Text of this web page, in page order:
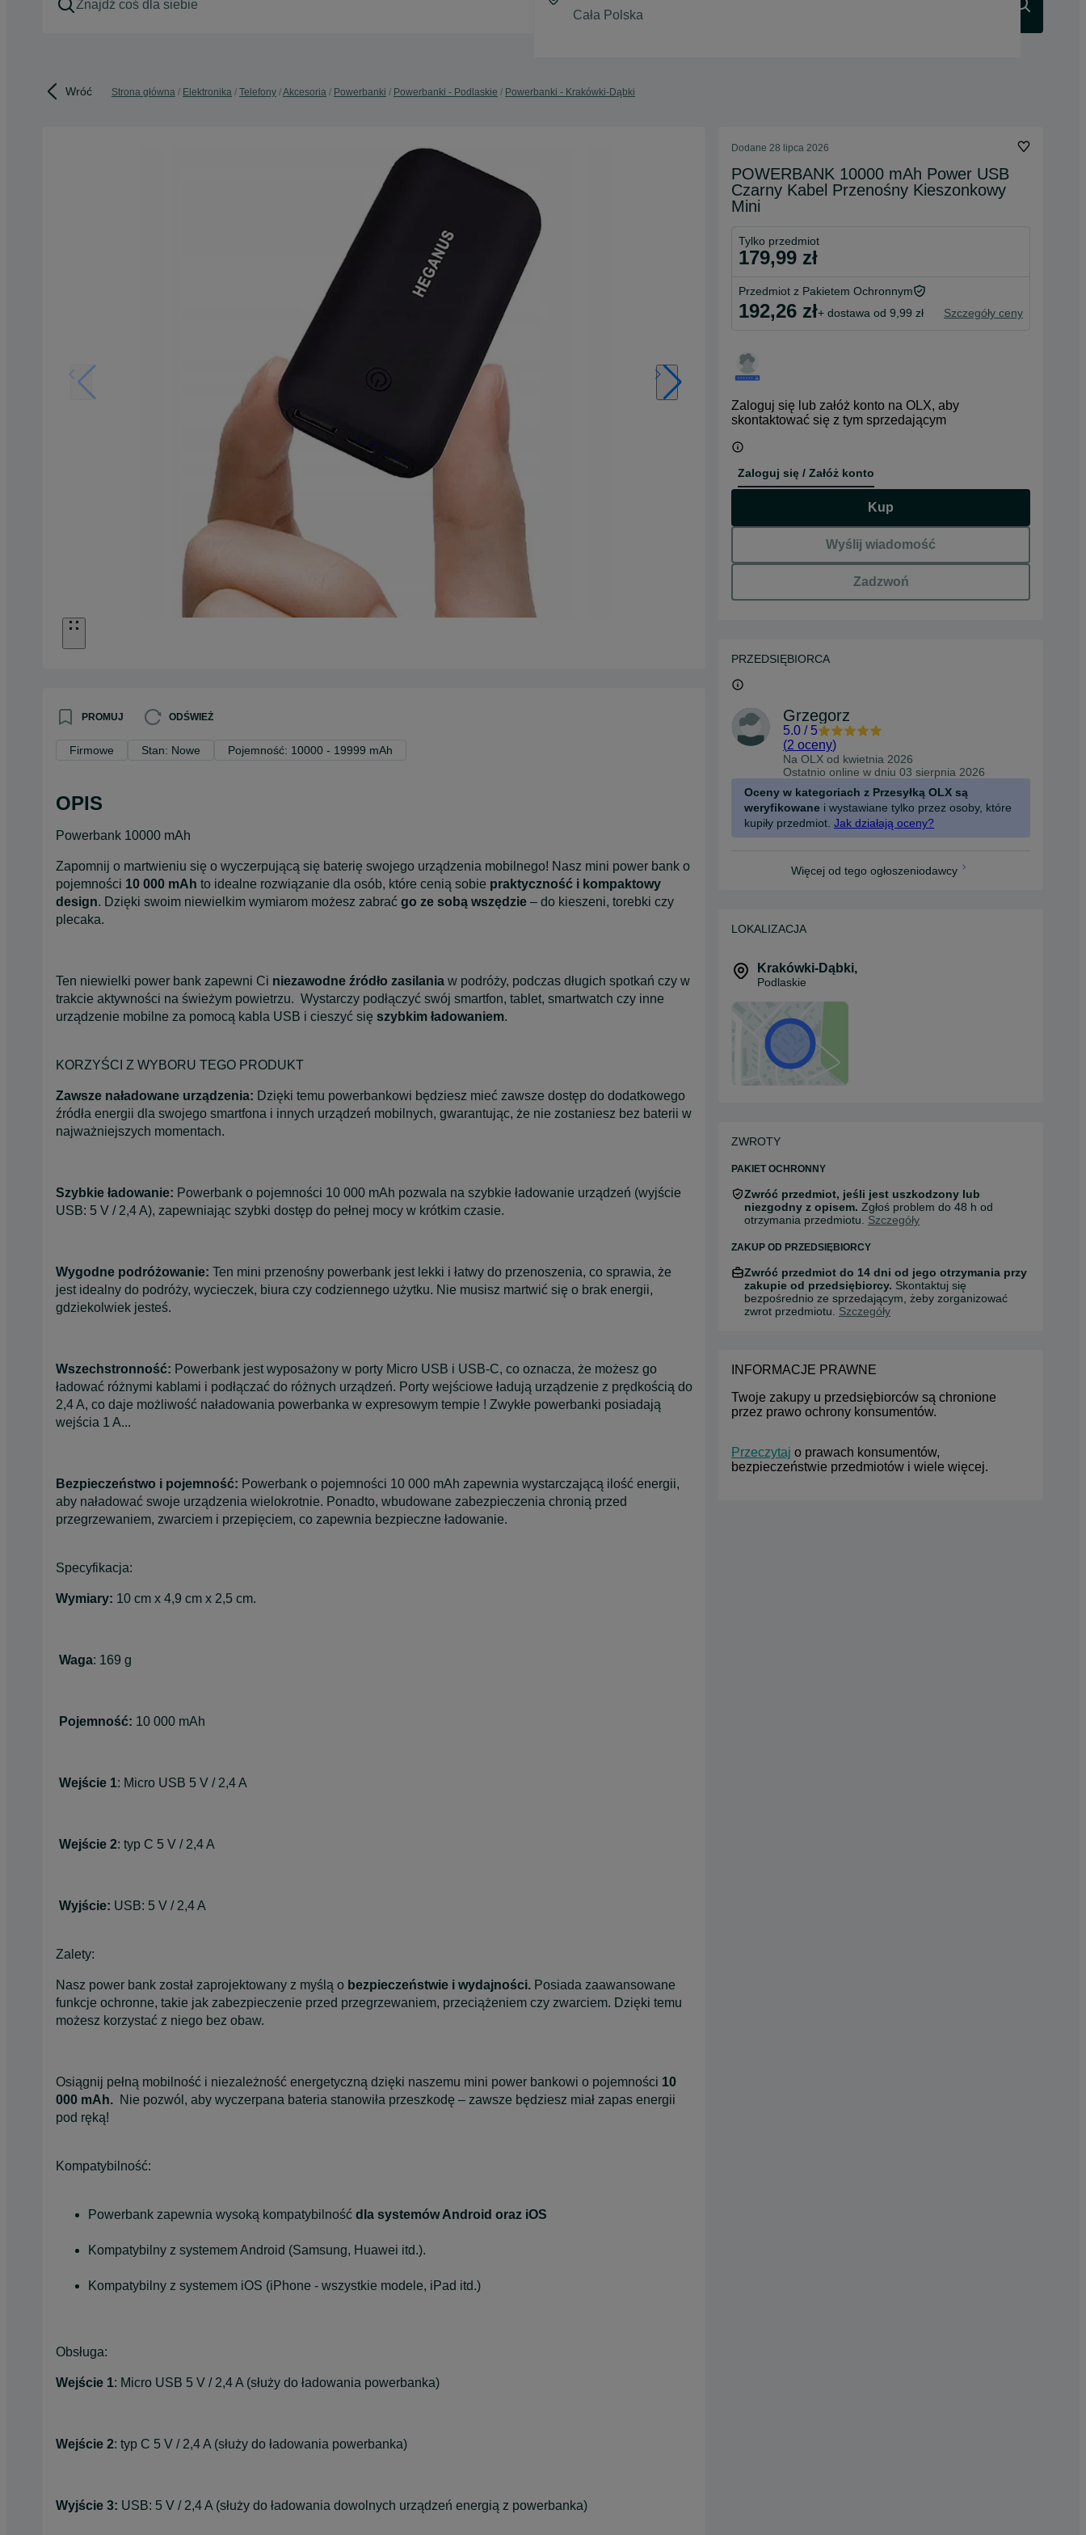
Wróć Strona główna Elektronika Telefony Akcesoria Powerbanki Powerbanki - Podlaskie Powerbanki - Krakówki-Dąbki
PROMUJ ODŚWIEŻ
Firmowe Stan: Nowe Pojemność: 10000 - 19999 mAh
OPIS
Powerbank 10000 mAh
Zapomnij o martwieniu się o wyczerpującą się baterię swojego urządzenia mobilnego! Nasz mini power bank o
pojemności 10 000 mAh to idealne rozwiązanie dla osób, które cenią sobie praktyczność i kompaktowy
design. Dzięki swoim niewielkim wymiarom możesz zabrać go ze sobą wszędzie – do kieszeni, torebki czy
plecaka.
Ten niewielki power bank zapewni Ci niezawodne źródło zasilania w podróży, podczas długich spotkań czy w
trakcie aktywności na świeżym powietrzu. Wystarczy podłączyć swój smartfon, tablet, smartwatch czy inne
urządzenie mobilne za pomocą kabla USB i cieszyć się szybkim ładowaniem.
KORZYŚCI Z WYBORU TEGO PRODUKT
Zawsze naładowane urządzenia: Dzięki temu powerbankowi będziesz mieć zawsze dostęp do dodatkowego
źródła energii dla swojego smartfona i innych urządzeń mobilnych, gwarantując, że nie zostaniesz bez baterii w
najważniejszych momentach.
Szybkie ładowanie: Powerbank o pojemności 10 000 mAh pozwala na szybkie ładowanie urządzeń (wyjście
USB: 5 V / 2,4 A), zapewniając szybki dostęp do pełnej mocy w krótkim czasie.
Wygodne podróżowanie: Ten mini przenośny powerbank jest lekki i łatwy do przenoszenia, co sprawia, że
jest idealny do podróży, wycieczek, biura czy codziennego użytku. Nie musisz martwić się o brak energii,
gdziekolwiek jesteś.
Wszechstronność: Powerbank jest wyposażony w porty Micro USB i USB-C, co oznacza, że ​​możesz go
ładować różnymi kablami i podłączać do różnych urządzeń. Porty wejściowe ładują urządzenie z prędkością do
2,4 A, co daje możliwość naładowania powerbanka w expresowym tempie ! Zwykłe powerbanki posiadają
wejścia 1 A...
Bezpieczeństwo i pojemność: Powerbank o pojemności 10 000 mAh zapewnia wystarczającą ilość energii,
aby naładować swoje urządzenia wielokrotnie. Ponadto, wbudowane zabezpieczenia chronią przed
przegrzewaniem, zwarciem i przepięciem, co zapewnia bezpieczne ładowanie.
Specyfikacja:
Wymiary: 10 cm x 4,9 cm x 2,5 cm.
Waga: 169 g
Pojemność: 10 000 mAh
Wejście 1: Micro USB 5 V / 2,4 A
Wejście 2: typ C 5 V / 2,4 A
Wyjście: USB: 5 V / 2,4 A
Zalety:
Nasz power bank został zaprojektowany z myślą o bezpieczeństwie i wydajności. Posiada zaawansowane
funkcje ochronne, takie jak zabezpieczenie przed przegrzewaniem, przeciążeniem czy zwarciem. Dzięki temu
możesz korzystać z niego bez obaw.
Osiągnij pełną mobilność i niezależność energetyczną dzięki naszemu mini power bankowi o pojemności 10
000 mAh. Nie pozwól, aby wyczerpana bateria stanowiła przeszkodę – zawsze będziesz miał zapas energii
pod ręką!
Kompatybilność:
Powerbank zapewnia wysoką kompatybilność dla systemów Android oraz iOS
Kompatybilny z systemem Android (Samsung, Huawei itd.).
Kompatybilny z systemem iOS (iPhone - wszystkie modele, iPad itd.)
Obsługa:
Wejście 1: Micro USB 5 V / 2,4 A (służy do ładowania powerbanka)
Wejście 2: typ C 5 V / 2,4 A (służy do ładowania powerbanka)
Wyjście 3: USB: 5 V / 2,4 A (służy do ładowania dowolnych urządzeń energią z powerbanka)
Dodane 28 lipca 2026
POWERBANK 10000 mAh Power USB
Czarny Kabel Przenośny Kieszonkowy
Mini
Tylko przedmiot
179,99 zł
Przedmiot z Pakietem Ochronnym
192,26 zł+ dostawa od 9,99 zł Szczegóły ceny
Zaloguj się lub załóż konto na OLX, aby
skontaktować się z tym sprzedającym
Zaloguj się / Załóż konto
Kup
Wyślij wiadomość
Zadzwoń
PRZEDSIĘBIORCA
Grzegorz
5.0 / 5
(2 oceny)
Na OLX od kwietnia 2026
Ostatnio online w dniu 03 sierpnia 2026
Oceny w kategoriach z Przesyłką OLX są
weryfikowane i wystawiane tylko przez osoby, które
kupiły przedmiot. Jak działają oceny?
Więcej od tego ogłoszeniodawcy
LOKALIZACJA
Krakówki-Dąbki,
Podlaskie
ZWROTY
PAKIET OCHRONNY
Zwróć przedmiot, jeśli jest uszkodzony lub
niezgodny z opisem. Zgłoś problem do 48 h od
otrzymania przedmiotu. Szczegóły
ZAKUP OD PRZEDSIĘBIORCY
Zwróć przedmiot do 14 dni od jego otrzymania przy
zakupie od przedsiębiorcy. Skontaktuj się
bezpośrednio ze sprzedającym, żeby zorganizować
zwrot przedmiotu. Szczegóły
INFORMACJE PRAWNE
Twoje zakupy u przedsiębiorców są chronione
przez prawo ochrony konsumentów.
Przeczytaj o prawach konsumentów,
bezpieczeństwie przedmiotów i wiele więcej.